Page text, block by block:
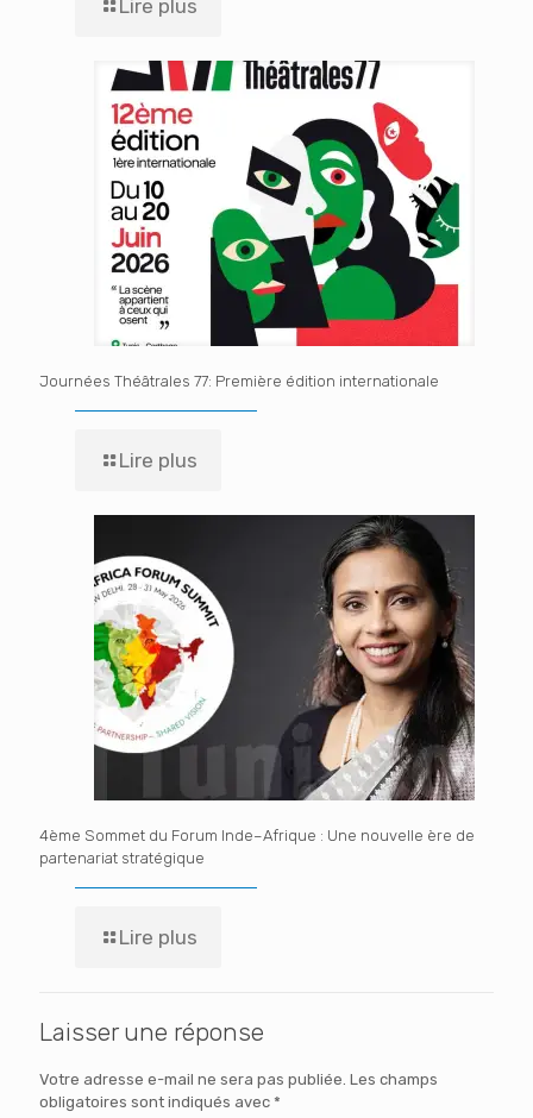
Lire plus
Journées Théâtrales 77: Première édition internationale
Lire plus
4ème Sommet du Forum Inde–Afrique : Une nouvelle ère de
partenariat stratégique
Lire plus
Laisser une réponse
Votre adresse e-mail ne sera pas publiée. Les champs
obligatoires sont indiqués avec *